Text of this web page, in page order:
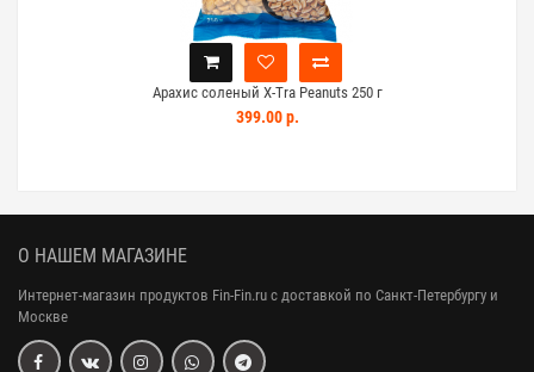
Арахис соленый X-Tra Peanuts 250 г
399.00 р.
О НАШЕМ МАГАЗИНЕ
Интернет-магазин продуктов Fin-Fin.ru с доставкой по Санкт-Петербургу и
Москве